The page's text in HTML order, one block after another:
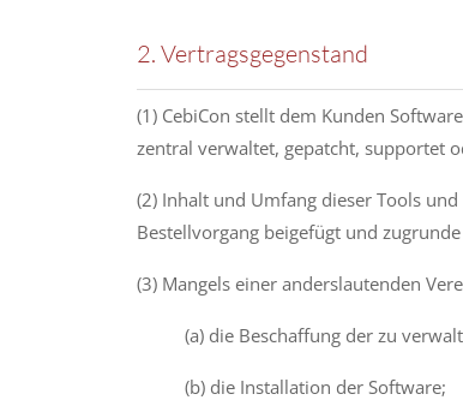
2. Vertragsgegenstand
(1) CebiCon stellt dem Kunden
zentral verwaltet, gepatcht, supportet
(2) Inhalt und Umfang dieser Tools
Bestellvorgang beigefügt und
(3) Mangels einer anderslautenden
(a) die Beschaffung der zu
(b) die Installation der Software;